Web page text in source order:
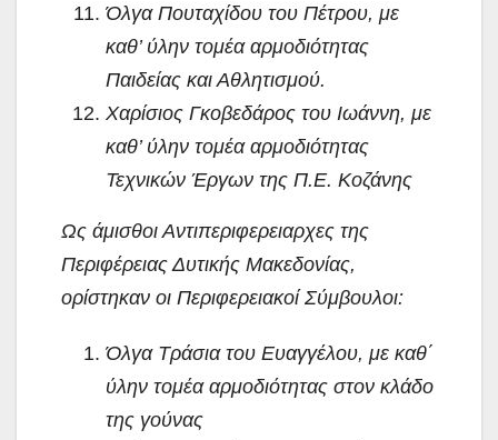
Όλγα Πουταχίδου του Πέτρου, με
καθ’ ύλην τομέα αρμοδιότητας
Παιδείας και Αθλητισμού.
Χαρίσιος Γκοβεδάρος του Ιωάννη, με
καθ’ ύλην τομέα αρμοδιότητας
Τεχνικών Έργων της Π.Ε. Κοζάνης
Ως άμισθοι Αντιπεριφερειαρχες της
Περιφέρειας Δυτικής Μακεδονίας,
ορίστηκαν οι Περιφερειακοί Σύμβουλοι:
Όλγα Τράσια του Ευαγγέλου, με καθ΄
ύλην τομέα αρμοδιότητας στον κλάδο
της γούνας